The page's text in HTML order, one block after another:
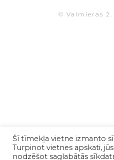
© Valmieras 2.
Šī tīmekļa vietne izmanto
Turpinot vietnes apskati,
nodzēšot saglabātās